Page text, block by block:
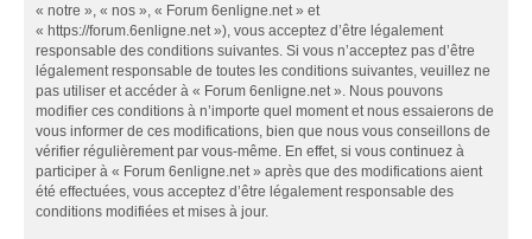
« notre », « nos », « Forum 6enligne.net » et
« https://forum.6enligne.net »), vous acceptez d’être légalement
responsable des conditions suivantes. Si vous n’acceptez pas d’être
légalement responsable de toutes les conditions suivantes, veuillez ne
pas utiliser et accéder à « Forum 6enligne.net ». Nous pouvons
modifier ces conditions à n’importe quel moment et nous essaierons de
vous informer de ces modifications, bien que nous vous conseillons de
vérifier régulièrement par vous-même. En effet, si vous continuez à
participer à « Forum 6enligne.net » après que des modifications aient
été effectuées, vous acceptez d’être légalement responsable des
conditions modifiées et mises à jour.